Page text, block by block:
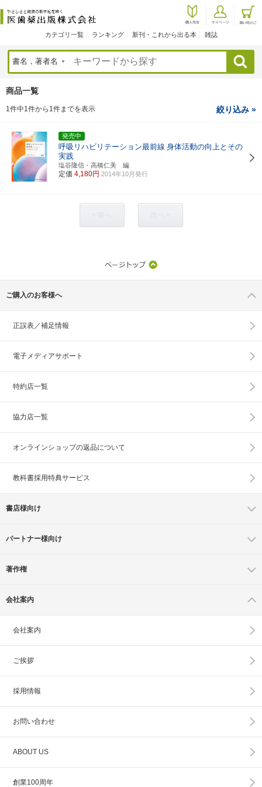
カテゴリ一覧 ランキング 新刊・これから出る本 雑誌
検索
商品一覧
1件中1件から1件までを表示 絞り込み »
発売中
呼吸リハビリテーション最前線 身体活動の向上とその
実践
塩谷隆信・高橋仁美 編
定価 4,180円 2014年10月発行
ご購入のお客様へ
正誤表／補足情報
電子メディアサポート
特約店一覧
協力店一覧
オンラインショップの返品について
教科書採用特典サービス
書店様向け
パートナー様向け
著作権
会社案内
会社案内
ご挨拶
採用情報
お問い合わせ
ABOUT US
創業100周年